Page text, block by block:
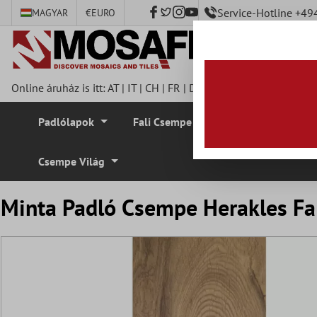
tartalomra
MAGYAR €EURO Service-Hotline
Online áruház is itt:AT| IT| CH | FR | DE
Padlólapok Fali Csempe
Csempe Világ
Minta Padló Csempe Herakles